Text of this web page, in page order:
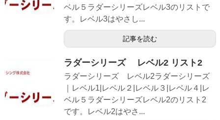
ベル５ラダーシリーズレベル3のリストで
す。レベル3はやさし...
記事を読む
ラダーシリーズ レベル2 リスト2
ラダーシリーズ レベル2ラダーシリーズ
｜レベル1|レベル２|レベル３|レベル４|レ
ベル５ラダーシリーズレベル2のリスト2
です。レベル2はやさ...